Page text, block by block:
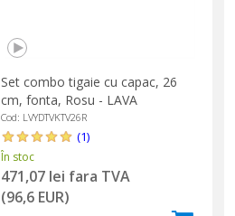
Set combo tigaie cu capac, 26
cm, fonta, Rosu - LAVA
Cod: LVYDTVKTV26R
(1)
În stoc
471,07 lei fara TVA
(96,6 EUR)